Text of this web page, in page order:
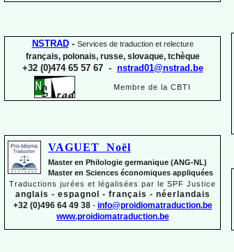
NSTRAD- Services de traduction et relecture
français, polonais, russe, slovaque, tchèque
+32 (0)474 65 57 67 - nstrad01@nstrad.be
Membre de la CBTI
VAGUET Noël
Master en Philologie germanique (ANG-NL)
Master en Sciences économiques appliquées
Traductions jurées et légalisées par le SPF Justice
anglais - espagnol - français - néerlandais
+32 (0)496 64 49 38 - info@proidiomatraduction.be
www.proidiomatraduction.be